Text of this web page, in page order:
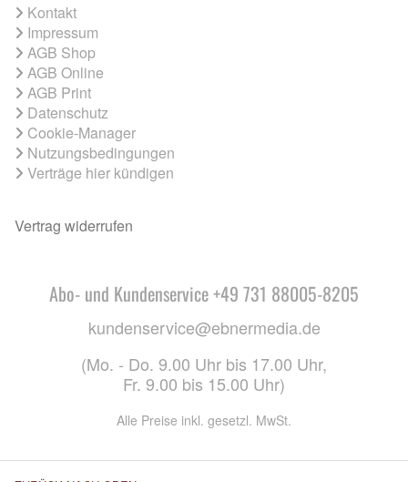
Kontakt
Impressum
AGB Shop
AGB Online
AGB Print
Datenschutz
Cookie-Manager
Nutzungsbedingungen
Verträge hier kündigen
Vertrag widerrufen
Abo- und Kundenservice +49 731 88005-8205
kundenservice@ebnermedia.de
(Mo. - Do. 9.00 Uhr bis 17.00 Uhr,
Fr. 9.00 bis 15.00 Uhr)
Alle Preise inkl. gesetzl. MwSt.